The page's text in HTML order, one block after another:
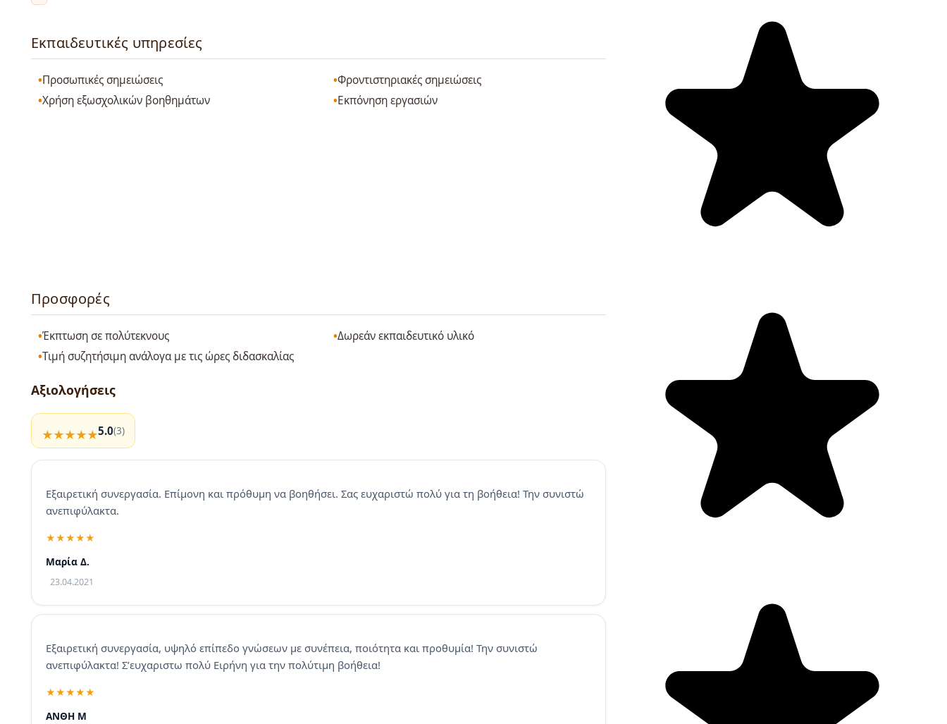
Εκπαιδευτικές υπηρεσίες
Προσωπικές σημειώσεις
Φροντιστηριακές σημειώσεις
Χρήση εξωσχολικών βοηθημάτων
Εκπόνηση εργασιών
Προσφορές
Έκπτωση σε πολύτεκνους
Δωρεάν εκπαιδευτικό υλικό
Τιμή συζητήσιμη ανάλογα με τις ώρες διδασκαλίας
Αξιολογήσεις
5.0(3)
Εξαιρετική συνεργασία. Επίμονη και πρόθυμη να βοηθήσει. Σας ευχαριστώ πολύ για τη βοήθεια! Την συνιστώ
ανεπιφύλακτα.
Μαρία Δ.
23.04.2021
Εξαιρετική συνεργασία, υψηλό επίπεδο γνώσεων με συνέπεια, ποιότητα και προθυμία! Την συνιστώ
ανεπιφύλακτα! Σ’ευχαριστω πολύ Ειρήνη για την πολύτιμη βοήθεια!
ΑΝΘΗ Μ